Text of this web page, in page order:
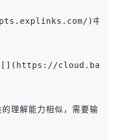
)中的实体对象存
cloud.baidu.com/doc/
理解能力相似，需要输入